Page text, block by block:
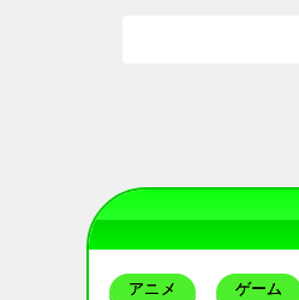
アニメ ゲーム